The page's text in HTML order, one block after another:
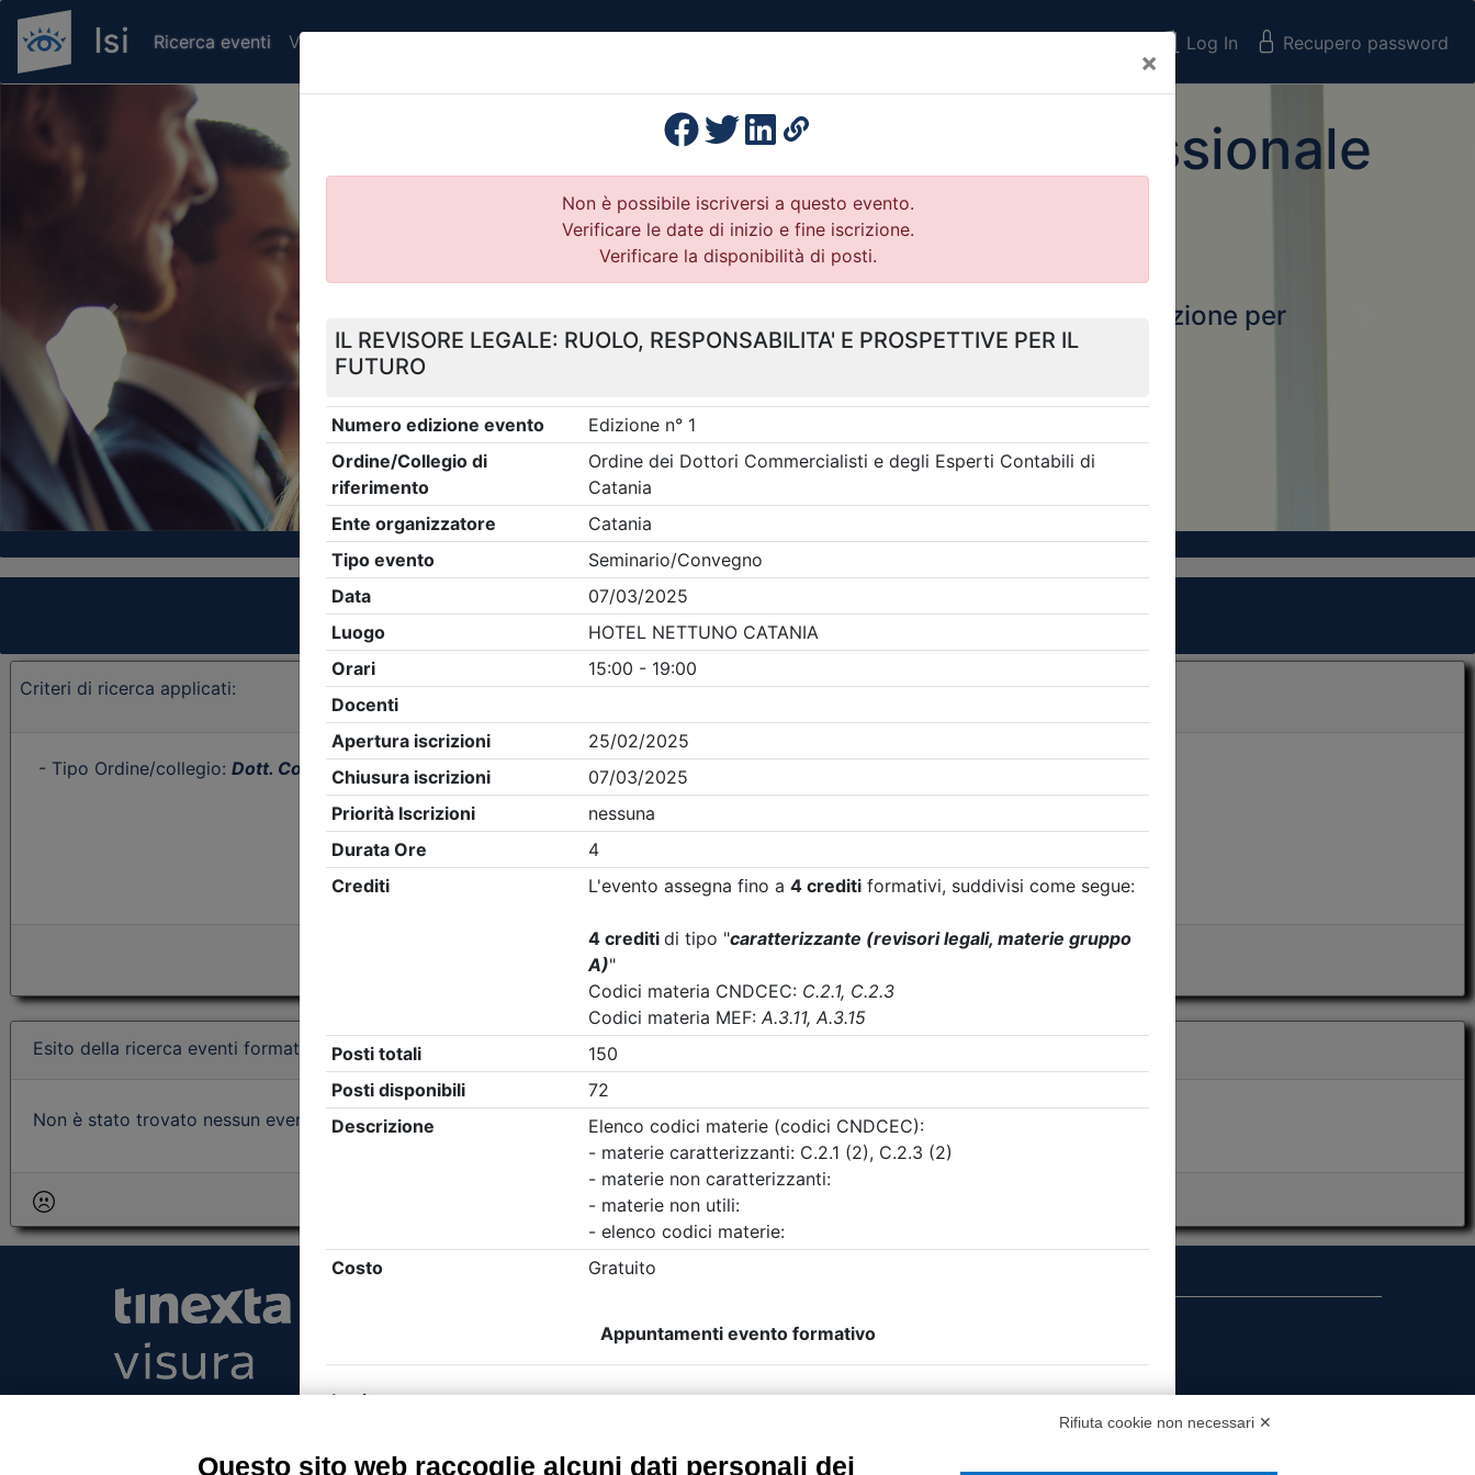
×
Ricerca eventi Verifica attestato di presenza Log In Recupero password
Formazione Professionale
Continua
Il portale della formazione per
Ordini e Collegi
Previous
Clicca qui - espandi la sezione dei filtri ricerca eventi
Criteri di ricerca applicati:
- Tipo Ordine/collegio: Dott. Comm. E.C.- Ordine:Catania - Eventi in programma dal
Precedente 1 Successiva
Nessun risultato per i parametri inseriti
Esito della ricerca eventi formativi
Non è stato trovato nessun evento formativo con i parametri di ricerca utilizzati
Recupero Password
POLICIES AND TERMS
Rifiuta cookie non necessari ✕
Questo sito web raccoglie alcuni dati personali dei